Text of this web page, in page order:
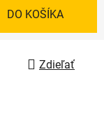
DO KOŠÍKA
Zdieľať